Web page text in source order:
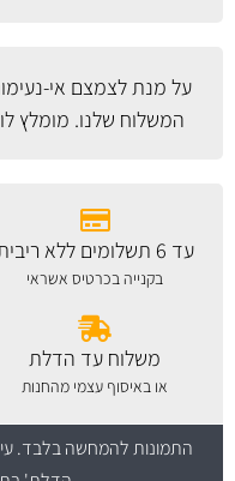
על מנת לצמצם אי-
המשלוח שלנו. מומלץ
עד 6 תשלומים ללא ריבית
בקנייה בכרטיס אשראי
משלוח עד הדלת
או באיסוף עצמי מהחנות
התמונות להמחשה בלבד.